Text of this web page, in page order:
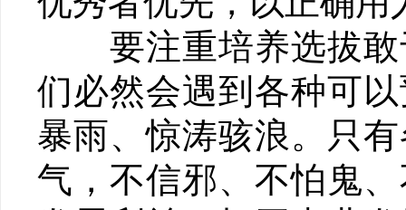
要注重培养选拔敢
们必然会遇到各种可
暴雨、惊涛骇浪。只
气，不信邪、不怕鬼